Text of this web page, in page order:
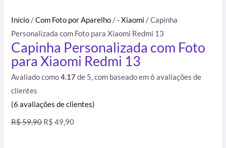
Início /Com Foto por Aparelho /- Xiaomi / Capinha
Personalizada com Foto para Xiaomi Redmi 13
Capinha Personalizada com Foto
para Xiaomi Redmi 13
Avaliado como4.17de 5, com baseado em6 avaliações de
clientes
(6 avaliações de clientes)
R$59,90 R$ 49,90